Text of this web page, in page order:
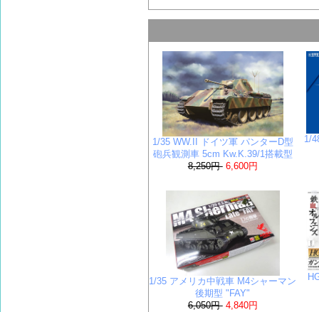
1/35 WW.II ドイツ軍 パンターD型
砲兵観測車 5cm Kw.K.39/1搭載型
8,250円 6,600円
1/
1/35 アメリカ中戦車 M4シャーマン
後期型 "FAY"
6,050円 4,840円